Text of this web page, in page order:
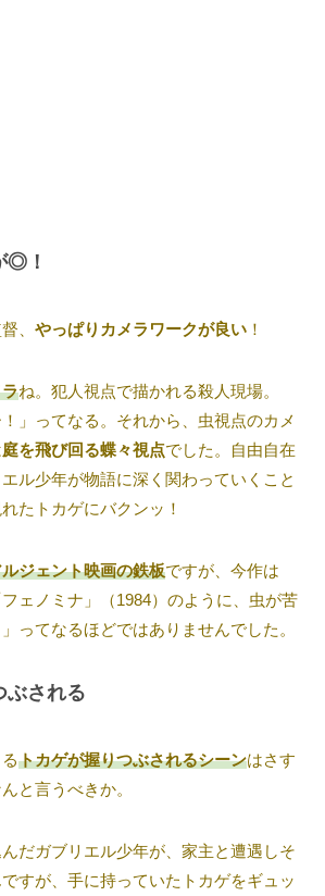
◎！
、 やっぱりカメラワークが良い ！
ね。犯人視点で描かれる殺人現場。
！」ってなる。それから、虫視点のカメ
庭を飛び回る蝶々視点でした。自由自在
ル少年が物語に深く関わっていくこと
たトカゲにバクンッ！
ジェント映画の鉄板ですが、今作は
フェノミナ」（1984）のように、虫が苦
ってなるほどではありませんでした。
ぶされる
トカゲが握りつぶされるシーンはさす
と言うべきか。
だガブリエル少年が、家主と遭遇しそ
すが、手に持っていたトカゲをギュッ